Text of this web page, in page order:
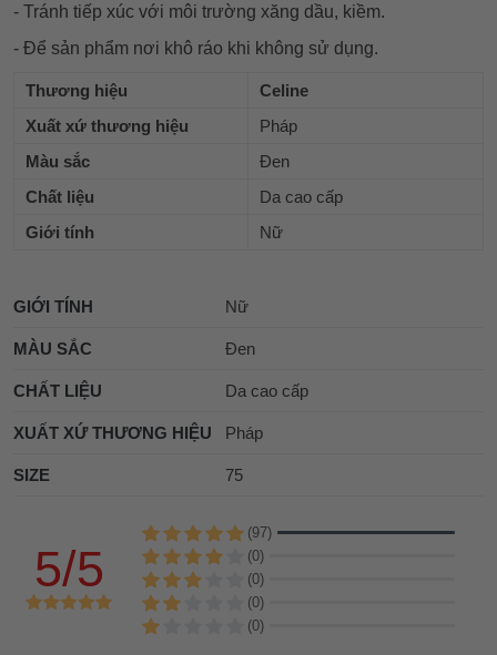
- Tránh tiếp xúc với môi trường xăng dầu, kiềm.
- Để sản phẩm nơi khô ráo khi không sử dụng.
Thương hiệu
Celine
Xuất xứ thương hiệu
Pháp
Màu sắc
Đen
Chất liệu
Da cao cấp
Giới tính
Nữ
GIỚI TÍNH Nữ
MÀU SẮC Đen
CHẤT LIỆU Da cao cấp
XUẤT XỨ THƯƠNG HIỆU Pháp
SIZE 75
5/5
(97)
(0)
(0)
(0)
(0)